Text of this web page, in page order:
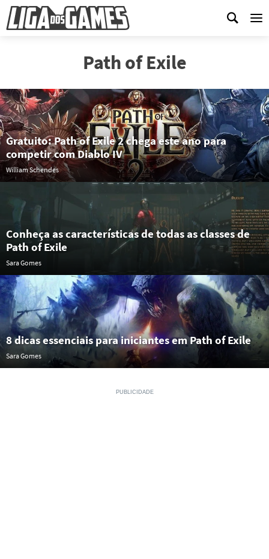
Path of Exile
Gratuito: Path of Exile 2 chega este ano para
competir com Diablo IV
William Schendes
Conheça as características de todas as classes de
Path of Exile
Sara Gomes
8 dicas essenciais para iniciantes em Path of Exile
Sara Gomes